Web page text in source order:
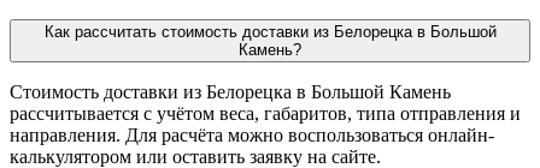
Как рассчитать стоимость доставки из Белорецка в Большой
Камень?
Стоимость доставки из Белорецка в Большой Камень
рассчитывается с учётом веса, габаритов, типа отправления и
направления. Для расчёта можно воспользоваться онлайн-
калькулятором или оставить заявку на сайте.